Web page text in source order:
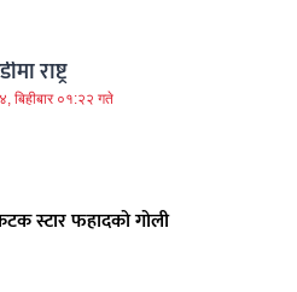
राष्ट्र
बिहीबार ०१:२२ गते
स्टार फहादको गोली